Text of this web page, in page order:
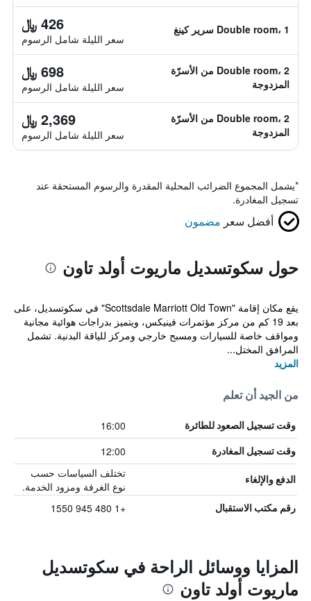
Double room، 1 سرير كينغ 426 ﷼
سعر الليلة شامل الرسوم
Double room، 2 من الأسرّة
المزدوجة
698 ﷼
سعر الليلة شامل الرسوم
Double room، 2 من الأسرّة
المزدوجة
2,369 ﷼
سعر الليلة شامل الرسوم
*يشمل المجموع الضرائب المحلية المقدرة والرسوم المستحقة عند
تسجيل المغادرة.
أفضل سعر مضمون
حول سكوتسديل ماريوت أولد تاون
يقع مكان إقامة "Scottsdale Marriott Old Town" في سكوتسديل، على
بعد 19 كم من مركز مؤتمرات فينيكس، ويتميز بدراجات هوائية مجانية
ومواقف خاصة للسيارات ومسبح خارجي ومركز للياقة البدنية. تشمل
المرافق المختل...
المزيد
من الجيد أن تعلم
وقت تسجيل الصعود للطائرة 16:00
وقت تسجيل المغادرة 12:00
الدفع والإلغاء
تختلف السياسات حسب
نوع الغرفة ومزود الخدمة.
رقم مكتب الاستقبال +1 480 945 1550
المزايا ووسائل الراحة في سكوتسديل
ماريوت أولد تاون